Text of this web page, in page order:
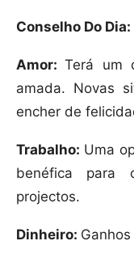
Conselho Do Dia:
Amor:Terá um
amada. Novas
encher de
Trabalho: Uma
benéfica para
projectos.
Dinheiro: